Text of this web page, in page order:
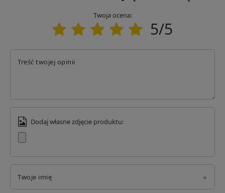
Twoja ocena:
5/5
Treść twojej opinii
Dodaj własne zdjęcie produktu:
Twoje imię